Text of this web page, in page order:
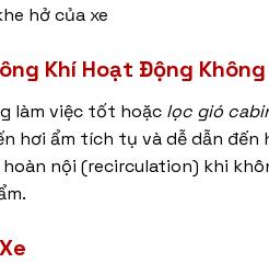
hở của xe
Khí Hoạt Động
làm việc tốt hoặc lọc gió
hơi ẩm tích tụ và dễ dẫn đến
nội (recirculation) khi